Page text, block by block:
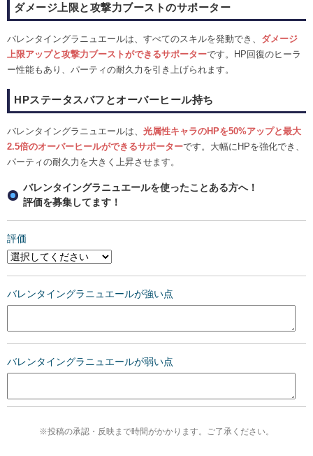
ダメージ上限と攻撃力ブーストのサポーター
バレンタイングラニュエールは、すべてのスキルを発動でき、 ダメージ
上限アップと攻撃力ブーストができるサポーターです。HP回復のヒーラ
ー性能もあり、パーティの耐久力を引き上げられます。
HPステータスバフとオーバーヒール持ち
バレンタイングラニュエールは、 光属性キャラのHPを50%アップと最大
2.5倍のオーバーヒールができるサポーターです。大幅にHPを強化でき、
パーティの耐久力を大きく上昇させます。
バレンタイングラニュエールを使ったことある方へ！
評価を募集してます！
評価
バレンタイングラニュエールが強い点
バレンタイングラニュエールが弱い点
※投稿の承認・反映まで時間がかかります。ご了承ください。